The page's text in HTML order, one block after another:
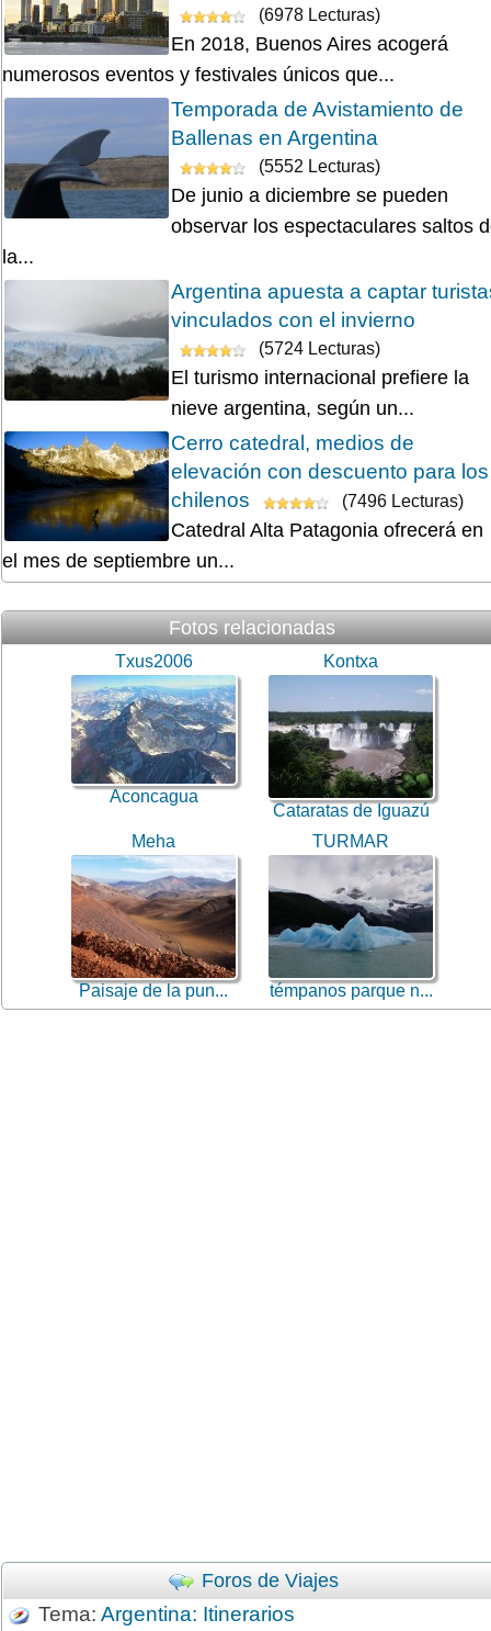
(6978 Lecturas)
En 2018, Buenos Aires acogerá
numerosos eventos y festivales únicos que...
Temporada de Avistamiento de
Ballenas en Argentina
(5552 Lecturas)
De junio a diciembre se pueden
observar los espectaculares saltos
la...
Argentina apuesta a captar
vinculados con el invierno
(5724 Lecturas)
El turismo internacional prefiere la
nieve argentina, según un...
Cerro catedral, medios de
elevación con descuento para los
chilenos
(7496 Lecturas)
Catedral Alta Patagonia ofrecerá en
el mes de septiembre un...
Fotos relacionadas
Txus2006
Aconcagua
Kontxa
Cataratas de Iguazú
Meha
Paisaje de la pun...
TURMAR
témpanos parque n...
Foros de Viajes
Tema: Argentina: Itinerarios